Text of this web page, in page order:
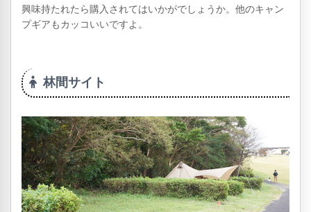
興味持たれたら購入されてはいかがでしょうか。他のキャン
プギアもカッコいいですよ。
林間サイト